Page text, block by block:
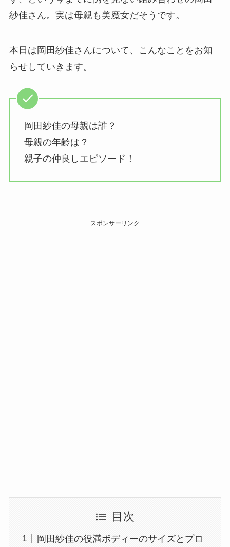
紗佳さん。実は母親も美魔女だそうです。
本日は岡田紗佳さんについて、こんなことをお知
らせしていきます。
岡田紗佳の母親は誰？
母親の年齢は？
親子の仲良しエピソード！
スポンサーリンク
目次
岡田紗佳の役満ボディーのサイズとプロ